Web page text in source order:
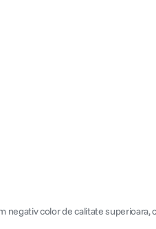
negativ color de calitate